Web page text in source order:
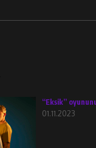
“Eksik”
01.11.2023